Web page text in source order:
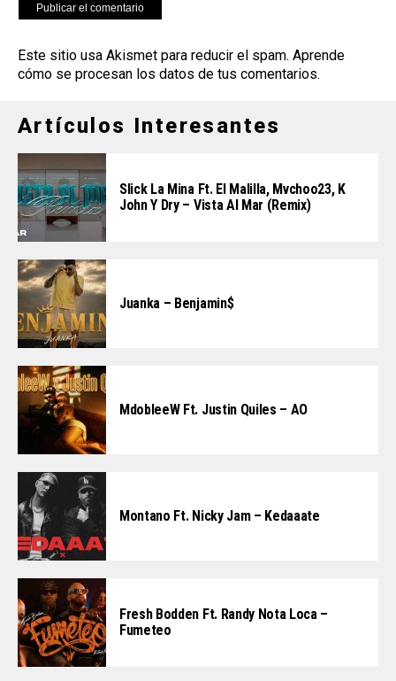
Este sitio usa Akismet para reducir el spam. Aprende
cómo se procesan los datos de tus comentarios.
Artículos Interesantes
Slick La Mina Ft. El Malilla, Mvchoo23, K
John Y Dry – Vista Al Mar (Remix)
Juanka – Benjamin$
MdobleeW Ft. Justin Quiles – AO
Montano Ft. Nicky Jam – Kedaaate
Fresh Bodden Ft. Randy Nota Loca –
Fumeteo